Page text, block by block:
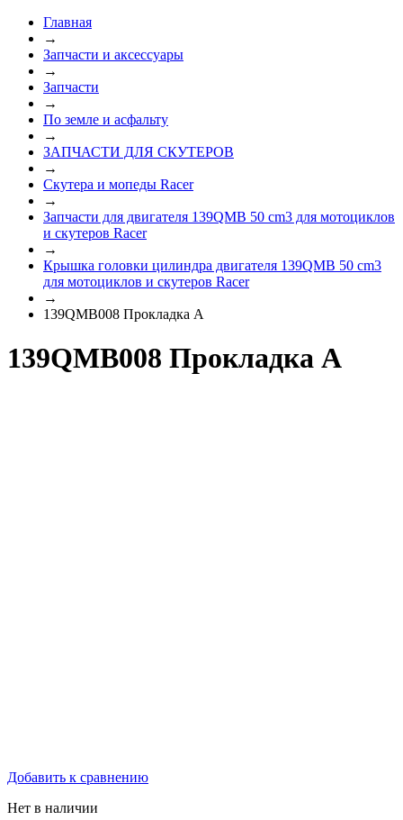
Главная
→
Запчасти и аксессуары
→
Запчасти
→
По земле и асфальту
→
ЗАПЧАСТИ ДЛЯ СКУТЕРОВ
→
Скутера и мопеды Racer
→
Запчасти для двигателя 139QMB 50 cm3 для мотоциклов
и скутеров Racer
→
Крышка головки цилиндра двигателя 139QMB 50 cm3
для мотоциклов и скутеров Racer
→
139QMB008 Прокладка А
139QMB008 Прокладка А
Добавить к сравнению
Нет в наличии